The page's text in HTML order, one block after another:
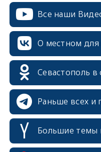
Все наши
О местном для
Севастополь в
Раньше всех и
Большие темы